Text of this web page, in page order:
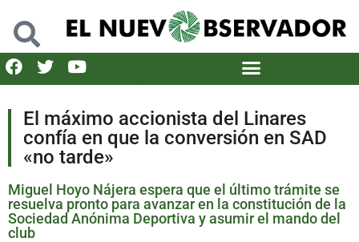
El máximo accionista del Linares
confía en que la conversión en SAD
«no tarde»
Miguel Hoyo Nájera espera que el último trámite se
resuelva pronto para avanzar en la constitución de la
Sociedad Anónima Deportiva y asumir el mando del
club